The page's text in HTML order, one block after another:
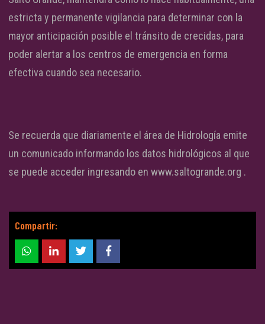
estricta y permanente vigilancia para determinar con la
mayor anticipación posible el tránsito de crecidas, para
poder alertar a los centros de emergencia en forma
efectiva cuando sea necesario.
Se recuerda que diariamente el área de Hidrología emite
un comunicado informando los datos hidrológicos al que
se puede acceder ingresando en www.saltogrande.org .
Compartir: